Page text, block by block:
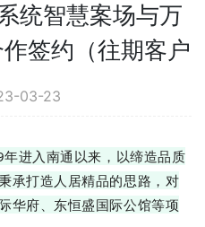
统智慧案场与万
签约（往期客户
03-23
进入南通以来，以缔造品质
承打造人居精品的思路，对
华府、东恒盛国际公馆等项